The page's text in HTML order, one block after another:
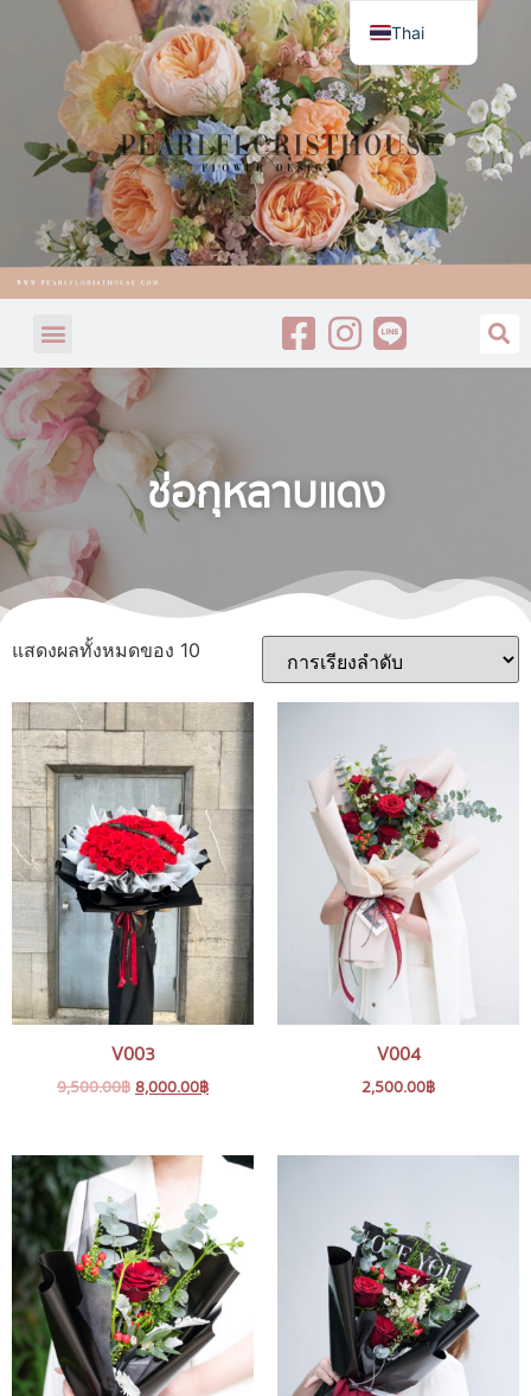
ช่อกุหลาบแดง
แสดงผลทั้งหมดของ 10
V003
9,500.00฿ 8,000.00฿
V004
2,500.00฿
Thai
English